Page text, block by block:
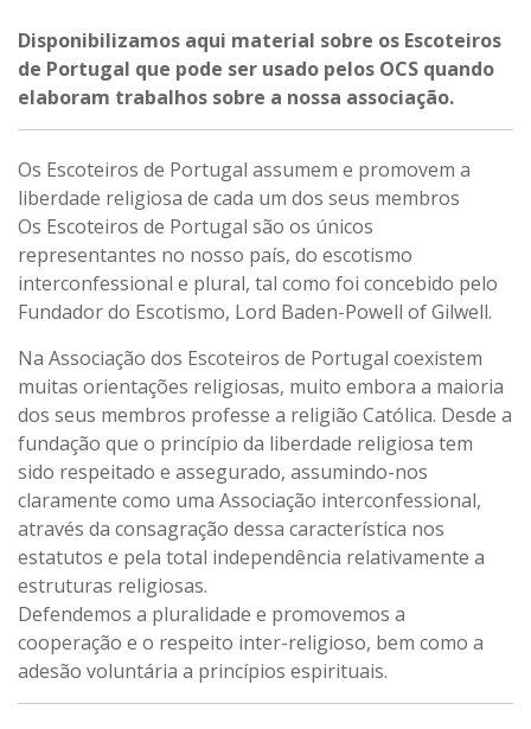
Disponibilizamos aqui material sobre os Escoteiros
de Portugal que pode ser usado pelos OCS quando
elaboram trabalhos sobre a nossa associação.
Os Escoteiros de Portugal assumem e promovem a
liberdade religiosa de cada um dos seus membros
Os Escoteiros de Portugal são os únicos
representantes no nosso país, do escotismo
interconfessional e plural, tal como foi concebido pelo
Fundador do Escotismo, Lord Baden-Powell of Gilwell.
Na Associação dos Escoteiros de Portugal coexistem
muitas orientações religiosas, muito embora a maioria
dos seus membros professe a religião Católica. Desde a
fundação que o princípio da liberdade religiosa tem
sido respeitado e assegurado, assumindo-nos
claramente como uma Associação interconfessional,
através da consagração dessa característica nos
estatutos e pela total independência relativamente a
estruturas religiosas.
Defendemos a pluralidade e promovemos a
cooperação e o respeito inter-religioso, bem como a
adesão voluntária a princípios espirituais.